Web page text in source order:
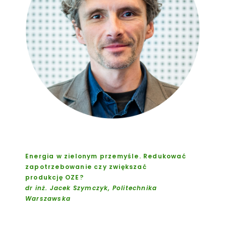
Energia w zielonym przemyśle. Redukować
zapotrzebowanie czy zwiększać
produkcję OZE?
dr inż. Jacek Szymczyk, Politechnika
Warszawska